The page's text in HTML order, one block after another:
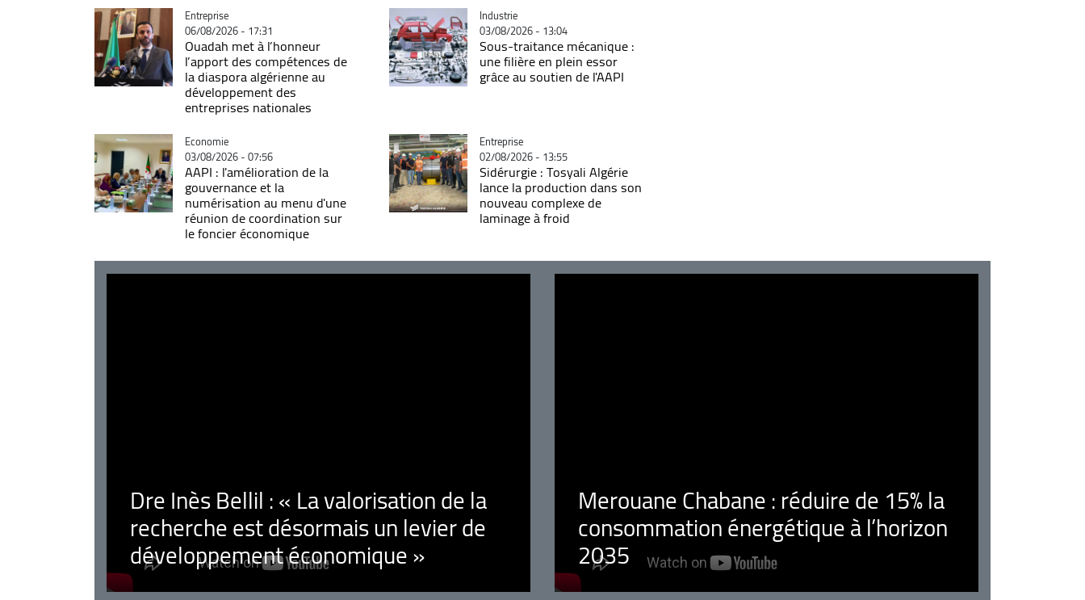
Catégorie
Entreprise
06/08/2026 - 17:31
Ouadah met à l’honneur
l’apport des compétences de
la diaspora algérienne au
développement des
entreprises nationales
Catégorie
Industrie
03/08/2026 - 13:04
Sous-traitance mécanique :
une filière en plein essor
grâce au soutien de l'AAPI
Catégorie
Economie
03/08/2026 - 07:56
AAPI : l'amélioration de la
gouvernance et la
numérisation au menu d'une
réunion de coordination sur
le foncier économique
Catégorie
Entreprise
02/08/2026 - 13:55
Sidérurgie : Tosyali Algérie
lance la production dans son
nouveau complexe de
laminage à froid
Dre Inès Bellil : « La valorisation de la
recherche est désormais un levier de
développement économique »
Merouane Chabane : réduire de 15% la
consommation énergétique à l’horizon
2035